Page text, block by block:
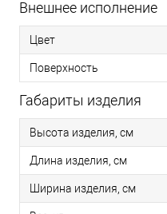
Внешнее исполнение
Цвет
Поверхность
Габариты изделия
Высота изделия, см
Длина изделия, см
Ширина изделия, см